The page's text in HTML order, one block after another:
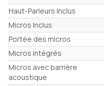
Haut-Parleurs Inclus
Micros Inclus
Portée des micros
Micros intégrés
Micros avec barrière
acoustique